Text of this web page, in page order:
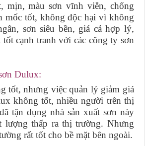
mịn, màu sơn vĩnh viễn, chống
mốc tốt, không độc hại vì không
sơn siêu bền, giá cả hợp lý,
tốt cạnh tranh với các công ty sơn
Dulux:
tốt, nhưng việc quản lý giảm giá
không tốt, nhiều người trên thị
tận dụng nhà sản xuất sơn này
lượng thấp ra thị trường. Nhưng
rất tốt cho bề mặt bên ngoài.